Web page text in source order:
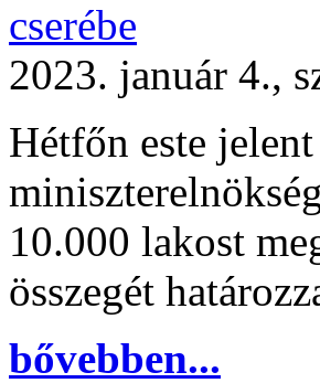
cserébe
2023. január 4.,
Hétfőn este
10.000 lakost
összegét
bővebben...